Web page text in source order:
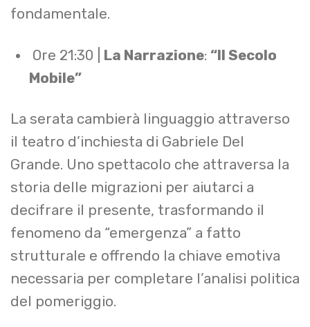
fondamentale.
Ore 21:30 | La Narrazione: “Il Secolo
Mobile”
La serata cambierà linguaggio attraverso
il teatro d’inchiesta di Gabriele Del
Grande. Uno spettacolo che attraversa la
storia delle migrazioni per aiutarci a
decifrare il presente, trasformando il
fenomeno da “emergenza” a fatto
strutturale e offrendo la chiave emotiva
necessaria per completare l’analisi politica
del pomeriggio.